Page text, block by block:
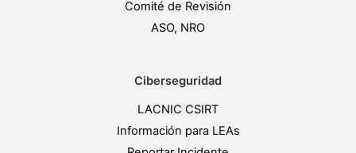
Comité de Revisión
ASO, NRO
Ciberseguridad
LACNIC CSIRT
Información para LEAs